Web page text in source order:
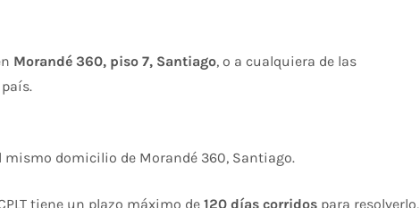
Morandé 360, piso 7, Santiago, o a cualquiera de las
mismo domicilio de Morandé 360, Santiago.
tiene un plazo máximo de120 días corridos para resolverlo,